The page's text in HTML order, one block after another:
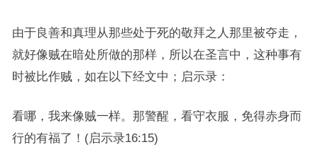
由于良善和真理从那些处于死的敬拜之人那里被夺走，
就好像贼在暗处所做的那样，所以在圣言中，这种事有
时被比作贼，如在以下经文中；启示录：
看哪，我来像贼一样。那警醒，看守衣服，免得赤身而
行的有福了！(启示录16:15)